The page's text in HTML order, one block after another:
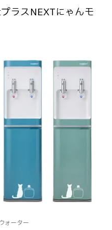
ラスNEXTにゃんモ
ォーター